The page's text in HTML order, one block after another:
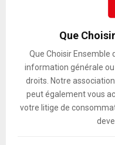
Que
Que Choisir
information générale
droits. Notre
peut également vous
votre litige de